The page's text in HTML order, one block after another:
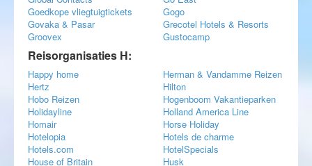
Goedkope vliegtuigtickets
Gogo
Govaka & Pasar
Grecotel Hotels & Resorts
Groovex
Gustocamp
Reisorganisaties H:
Happy home
Herman & Vandamme Reizen
Hertz
Hilton
Hobo Reizen
Hogenboom Vakantieparken
Holidayline
Holland America Line
Homair
Horse Holiday
Hotelopia
Hotels de charme
Hotels.com
HotelSpecials
House of Britain
Husk